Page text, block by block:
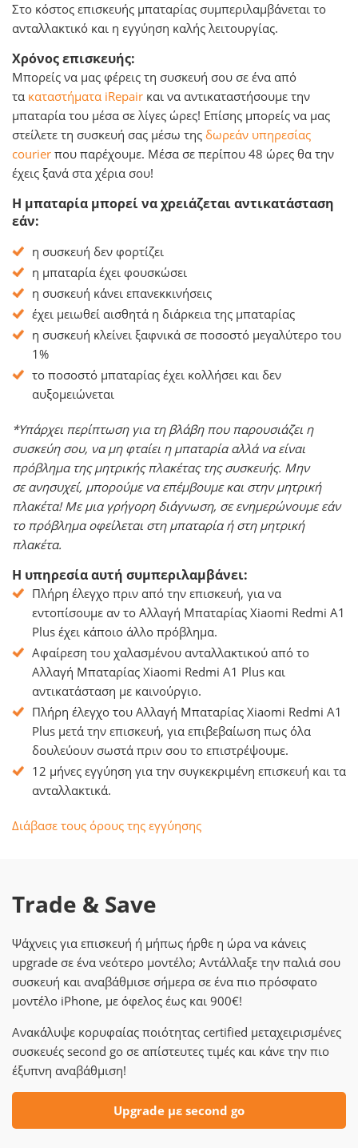
Στο κόστος επισκευής μπαταρίας συμπεριλαμβάνεται το
ανταλλακτικό και η εγγύηση καλής λειτουργίας.
Χρόνος επισκευής:
Μπορείς να μας φέρεις τη συσκευή σου σε ένα από
τα καταστήματα iRepair και να αντικαταστήσουμε την
μπαταρία του μέσα σε λίγες ώρες! Επίσης μπορείς να μας
στείλετε τη συσκευή σας μέσω της δωρεάν υπηρεσίας
courier που παρέχουμε. Μέσα σε περίπου 48 ώρες θα την
έχεις ξανά στα χέρια σου!
Η μπαταρία μπορεί να χρειάζεται αντικατάσταση
εάν:
η συσκευή δεν φορτίζει
η μπαταρία έχει φουσκώσει
η συσκευή κάνει επανεκκινήσεις
έχει μειωθεί αισθητά η διάρκεια της μπαταρίας
η συσκευή κλείνει ξαφνικά σε ποσοστό μεγαλύτερο του
1%
το ποσοστό μπαταρίας έχει κολλήσει και δεν
αυξομειώνεται
*Υπάρχει περίπτωση για τη βλάβη που παρουσιάζει η
συσκεύη σου, να μη φταίει η μπαταρία αλλά να είναι
πρόβλημα της μητρικής πλακέτας της συσκευής. Μην
σε ανησυχεί, μπορούμε να επέμβουμε και στην μητρική
πλακέτα! Με μια γρήγορη διάγνωση, σε ενημερώνουμε εάν
το πρόβλημα οφείλεται στη μπαταρία ή στη μητρική
πλακέτα.
Η υπηρεσία αυτή συμπεριλαμβάνει:
Πλήρη έλεγχο πριν από την επισκευή, για να
εντοπίσουμε αν το Αλλαγή Μπαταρίας Xiaomi Redmi A1
Plus έχει κάποιο άλλο πρόβλημα.
Αφαίρεση του χαλασμένου ανταλλακτικού από το
Αλλαγή Μπαταρίας Xiaomi Redmi A1 Plus και
αντικατάσταση με καινούργιο.
Πλήρη έλεγχο του Αλλαγή Μπαταρίας Xiaomi Redmi A1
Plus μετά την επισκευή, για επιβεβαίωση πως όλα
δουλεύουν σωστά πριν σου το επιστρέψουμε.
12 μήνες εγγύηση για την συγκεκριμένη επισκευή και τα
ανταλλακτικά.
Διάβασε τους όρους της εγγύησης
Trade & Save
Ψάχνεις για επισκευή ή μήπως ήρθε η ώρα να κάνεις
upgrade σε ένα νεότερο μοντέλο; Αντάλλαξε την παλιά σου
συσκευή και αναβάθμισε σήμερα σε ένα πιο πρόσφατο
μοντέλο iPhone, με όφελος έως και 900€!
Ανακάλυψε κορυφαίας ποιότητας certified μεταχειρισμένες
συσκευές second go σε απίστευτες τιμές και κάνε την πιο
έξυπνη αναβάθμιση!
Upgrade με second go